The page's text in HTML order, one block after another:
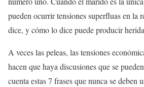
pueden ocurrir tensiones superfluas en la
dice, y cómo lo dice puede producir
A veces las peleas, las tensiones
hacen que haya discusiones que se
cuenta estas 7 frases que nunca se deben